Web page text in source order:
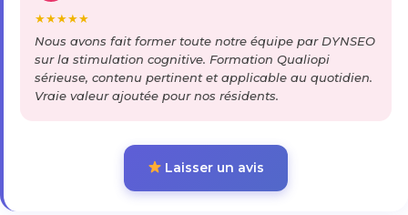
★★★★★
Nous avons fait former toute notre équipe par DYNSEO
sur la stimulation cognitive. Formation Qualiopi
sérieuse, contenu pertinent et applicable au quotidien.
Vraie valeur ajoutée pour nos résidents.
Laisser un avis